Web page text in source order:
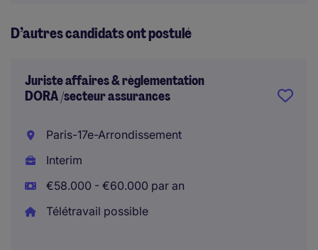
D’autres candidats ont postulé
Juriste affaires & règlementation
DORA /secteur assurances
Paris-17e-Arrondissement
Interim
€58.000 - €60.000 par an
Télétravail possible